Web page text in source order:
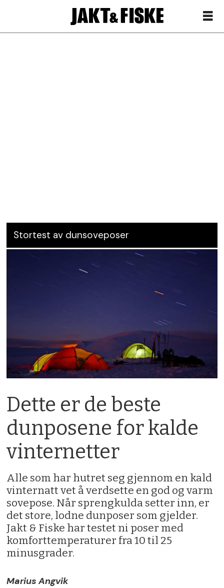
Stortest av dunsoveposer
Dette er de beste
dunposene for kalde
vinternetter
Alle som har hutret seg gjennom en kald
vinternatt vet å verdsette en god og varm
sovepose. Når sprengkulda setter inn, er
det store, lodne dunposer som gjelder.
Jakt & Fiske har testet ni poser med
komforttemperaturer fra 10 til 25
minusgrader.
Marius Angvik